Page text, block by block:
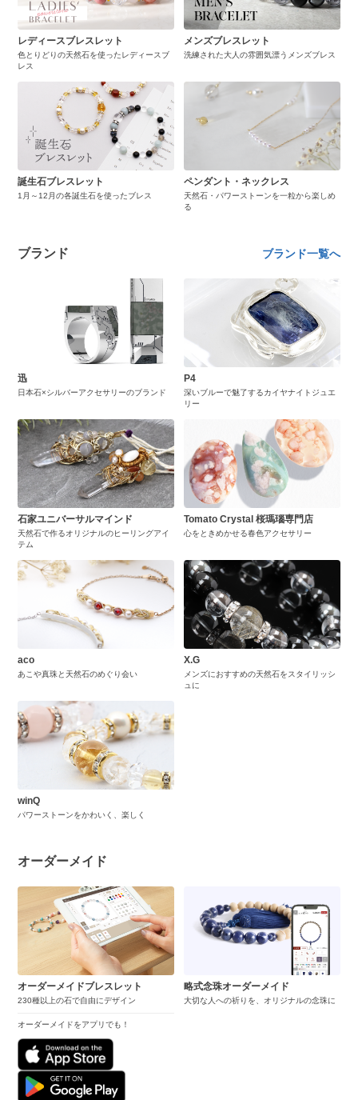
レディースブレスレット
色とりどりの天然石を使ったレディースブ
レス
メンズブレスレット
洗練された大人の雰囲気漂うメンズブレス
誕生石ブレスレット
1月～12月の各誕生石を使ったブレス
ペンダント・ネックレス
天然石・パワーストーンを一粒から楽しめ
る
ブランド ブランド一覧へ
迅
日本石×シルバーアクセサリーのブランド
P4
深いブルーで魅了するカイヤナイトジュエ
リー
石家ユニバーサルマインド
天然石で作るオリジナルのヒーリングアイ
テム
Tomato Crystal 桜瑪瑙専門店
心をときめかせる春色アクセサリー
aco
あこや真珠と天然石のめぐり会い
X.G
メンズにおすすめの天然石をスタイリッシ
ュに
winQ
パワーストーンをかわいく、楽しく
オーダーメイド
オーダーメイドブレスレット
230種以上の石で自由にデザイン
オーダーメイドをアプリでも！
略式念珠オーダーメイド
大切な人への祈りを、オリジナルの念珠に